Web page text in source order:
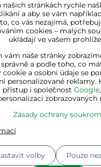
našich stránkách rychle
a aby se vám
co vás nezajímá,
cookies – malých
ukládají ve vašem
vám naše stránky
a podle toho, co
cookie a osobní údaje se
personalizované reklamy.
přístup i společnost Google
zobrazovaných
Zásady ochrany
volby Pouze